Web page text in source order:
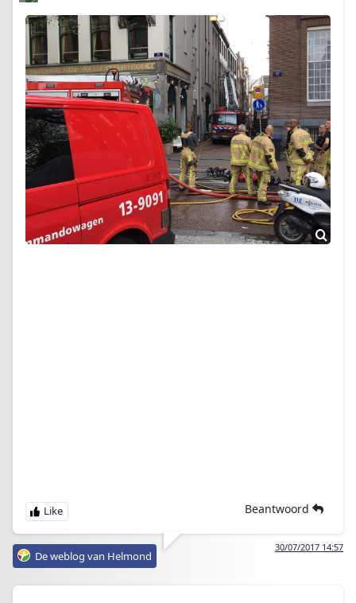
Beantwoord
30/07/2017 14:57
De weblog van Helmond